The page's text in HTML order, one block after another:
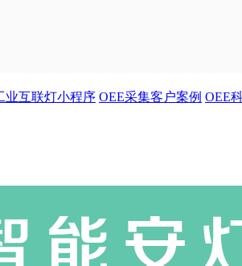
业互联灯小程序 OEE采集客户案例 OEE